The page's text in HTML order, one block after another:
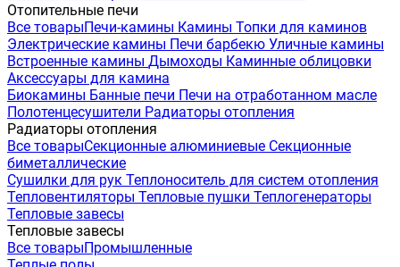
Отопительные печи
Все товарыПечи-камины Камины Топки для каминов
Электрические камины Печи барбекю Уличные камины
Встроенные камины Дымоходы Каминные облицовки
Аксессуары для камина
Биокамины Банные печи Печи на отработанном масле
Полотенцесушители Радиаторы отопления
Радиаторы отопления
Все товарыСекционные алюминиевые Секционные
биметаллические
Сушилки для рук Теплоноситель для систем отопления
Тепловентиляторы Тепловые пушки Теплогенераторы
Тепловые завесы
Тепловые завесы
Все товарыПромышленные